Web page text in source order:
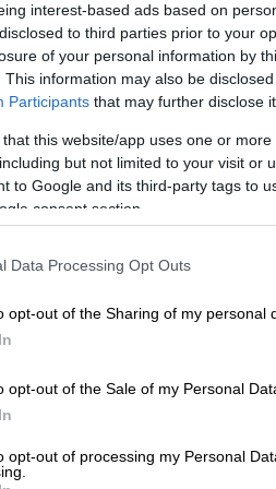
interest-based ads based on
to third parties prior to your
of your personal information by
This information may also be
Participants that may further disclose
that this website/app uses one or
but not limited to your visit or
to Google and its third-party tags to
consent section.
Data Processing Opt Outs
opt-out of the Sharing of my personal
opt-out of the Sale of my Personal
opt-out of processing my Personal
(Βραβείο
(Γυναίκες στη Μουσική)
της για την
ότι μπορώ να κάνω
είναι μια από τις
τραγουδίστρια,
διαδικτυακά από τον
και μου
ήταν στην κορυφή